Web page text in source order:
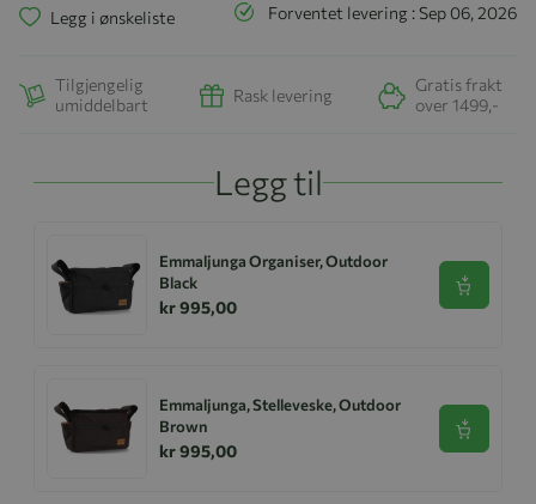
Forventet levering : Sep 06, 2026
Legg i ønskeliste
Tilgjengelig
umiddelbart
Rask levering
Gratis frakt
over 1499,-
Legg til
Emmaljunga Organiser, Outdoor
Black
kr 995,00
Se
Emmaljunga, Stelleveske, Outdoor
Brown
kr 995,00
Se